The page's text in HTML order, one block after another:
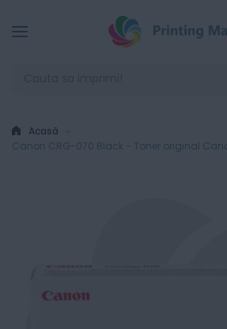
Acasă
Canon CRG-070 Black - Toner original